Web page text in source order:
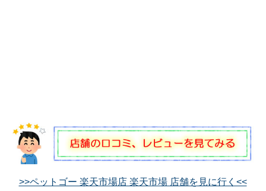
>>ペットゴー 楽天市場店 楽天市場 店舗を見に行く<<